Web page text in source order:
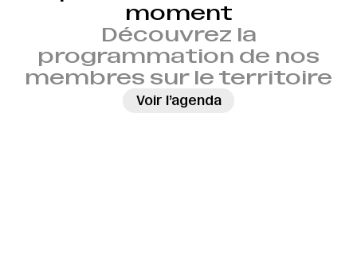
moment
Découvrez la
programmation de nos
membres sur le territoire
Voir l’agenda